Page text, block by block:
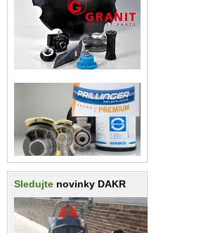
Sledujte novinky DAKR